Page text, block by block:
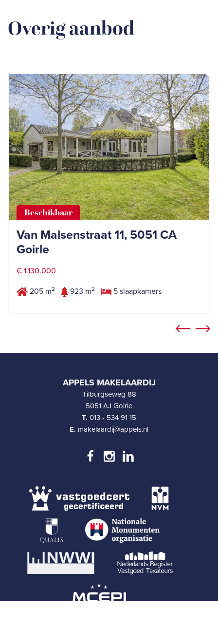
Overig aanbod
Beschikbaar
Van Malsenstraat 11, 5051 CA
Goirle
€ 1.130.000
205 m2 923 m2 5 slaapkamers
APPELS MAKELAARDIJ
Tilburgseweg 88
5051 AJ Goirle
T. 013 - 534 91 15
E. makelaardij@appels.nl